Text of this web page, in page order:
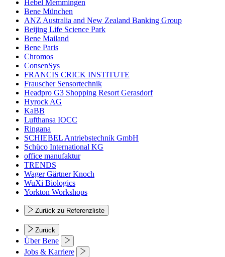
Hebel Memmingen
Bene München
ANZ Australia and New Zealand Banking Group
Beijing Life Science Park
Bene Mailand
Bene Paris
Chromos
ConsenSys
FRANCIS CRICK INSTITUTE
Frauscher Sensortechnik
Headpro G3 Shopping Resort Gerasdorf
Hyrock AG
KaBB
Lufthansa IOCC
Ringana
SCHIEBEL Antriebstechnik GmbH
Schüco International KG
office manufaktur
TRENDS
Wager Gärtner Knoch
WuXi Biologics
Yorkton Workshops
Zurück zu Referenzliste
Zurück
Über Bene
Jobs & Karriere